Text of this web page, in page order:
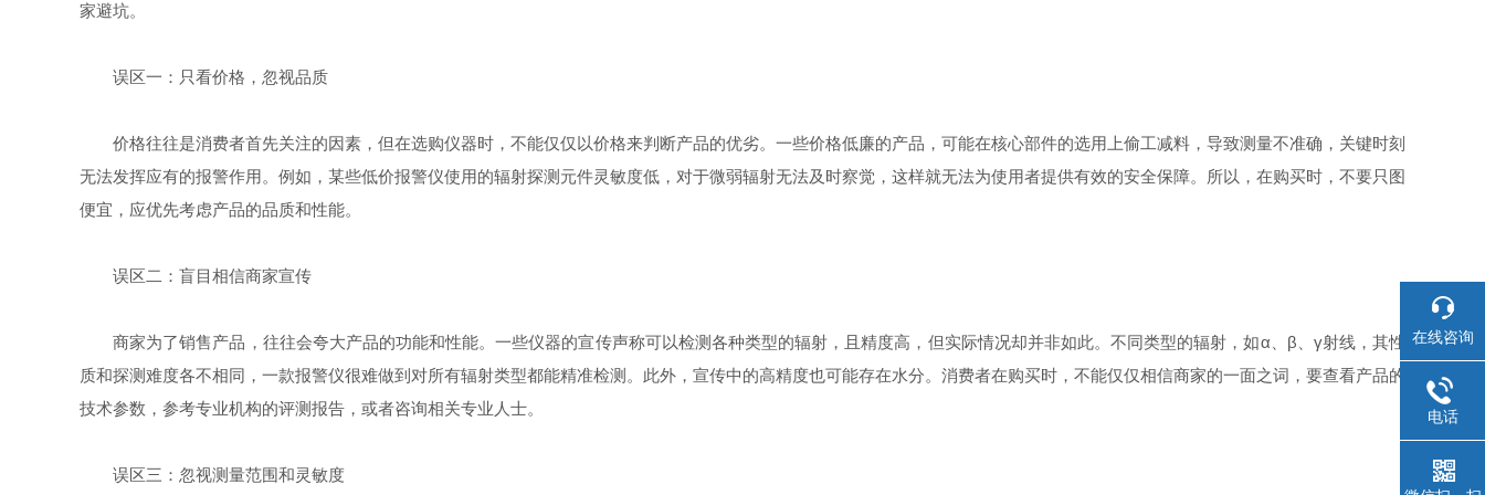
家避坑。​
误区一：只看价格，忽视品质​
价格往往是消费者首先关注的因素，但在选购仪器时，不能仅仅以价格来判断产品的优劣。一些价格低廉的产品，可能在核心部件的选用上偷工减料，导致测量不准确，关键时刻
无法发挥应有的报警作用。例如，某些低价报警仪使用的辐射探测元件灵敏度低，对于微弱辐射无法及时察觉，这样就无法为使用者提供有效的安全保障。所以，在购买时，不要只图
便宜，应优先考虑产品的品质和性能。​
误区二：盲目相信商家宣传​
商家为了销售产品，往往会夸大产品的功能和性能。一些仪器的宣传声称可以检测各种类型的辐射，且精度高，但实际情况却并非如此。不同类型的辐射，如α、β、γ射线，其性
质和探测难度各不相同，一款报警仪很难做到对所有辐射类型都能精准检测。此外，宣传中的高精度也可能存在水分。消费者在购买时，不能仅仅相信商家的一面之词，要查看产品的
技术参数，参考专业机构的评测报告，或者咨询相关专业人士。​
误区三：忽视测量范围和灵敏度​
在线咨询
电话